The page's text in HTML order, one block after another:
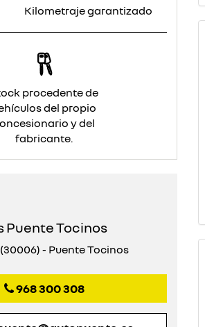
Kilometraje garantizado
procedente de
del propio
y del
fabricante.
Puente Tocinos
- Puente Tocinos
968 300 308